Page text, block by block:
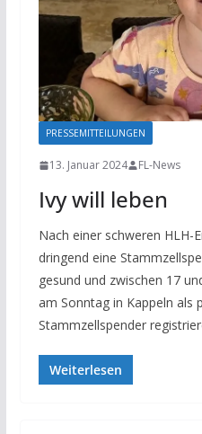
PRESSEMITTEILUNGEN
13. Januar 2024 FL-News
Ivy will leben
Nach einer schweren HLH-
dringend eine
gesund und zwischen 17
am Sonntag in Kappeln als
Stammzellspender
Weiterlesen